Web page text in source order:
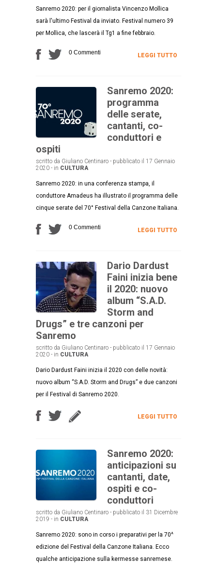
Sanremo 2020: per il giornalista Vincenzo Mollica
sarà l'ultimo Festival da inviato. Festival numero 39
per Mollica, che lascerà il Tg1 a fine febbraio.
0 Commenti LEGGI TUTTO
Sanremo 2020:
programma
delle serate,
cantanti, co-
conduttori e
ospiti
scritto da Giuliano Centinaro - pubblicato il 17 Gennaio
2020 - in CULTURA
Sanremo 2020: in una conferenza stampa, il
conduttore Amadeus ha illustrato il programma delle
cinque serate del 70° Festival della Canzone Italiana.
0 Commenti LEGGI TUTTO
Dario Dardust
Faini inizia bene
il 2020: nuovo
album “S.A.D.
Storm and
Drugs” e tre canzoni per
Sanremo
scritto da Giuliano Centinaro - pubblicato il 17 Gennaio
2020 - in CULTURA
Dario Dardust Faini inizia il 2020 con delle novità:
nuovo album “S.A.D. Storm and Drugs” e due canzoni
per il Festival di Sanremo 2020.
LEGGI TUTTO
Sanremo 2020:
anticipazioni su
cantanti, date,
ospiti e co-
conduttori
scritto da Giuliano Centinaro - pubblicato il 31 Dicembre
2019 - in CULTURA
Sanremo 2020: sono in corso i preparativi per la 70^
edizione del Festival della Canzone Italiana. Ecco
qualche anticipazione sulla kermesse sanremese.